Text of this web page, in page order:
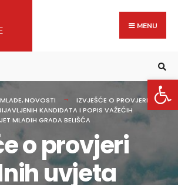
MENU
,NOVOSTI
IZVJEŠĆE O PROVJERI
KANDIDATA I POPIS VAŽEĆIH
MLADIH GRADA BELIŠĆA
o provjeri
uvjeta